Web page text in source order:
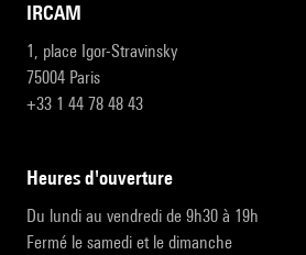
IRCAM
1, place Igor-Stravinsky
75004 Paris
+33 1 44 78 48 43
heures d'ouverture
Du lundi au vendredi de 9h30 à 19h
Fermé le samedi et le dimanche